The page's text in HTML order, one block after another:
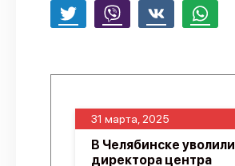
31 марта, 2025
В Челябинске уволили
директора центра